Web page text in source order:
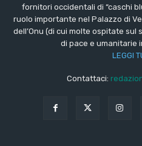
fornitori occidentali di “caschi
ruolo importante nel Palazzo di
dell’Onu (di cui molte ospitate
di pace e umanitarie
LEGGI
Contattaci: